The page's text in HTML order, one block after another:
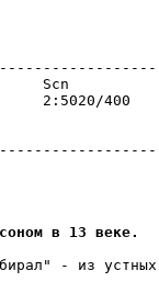
Scn
400
в 13 веке.
- из устных